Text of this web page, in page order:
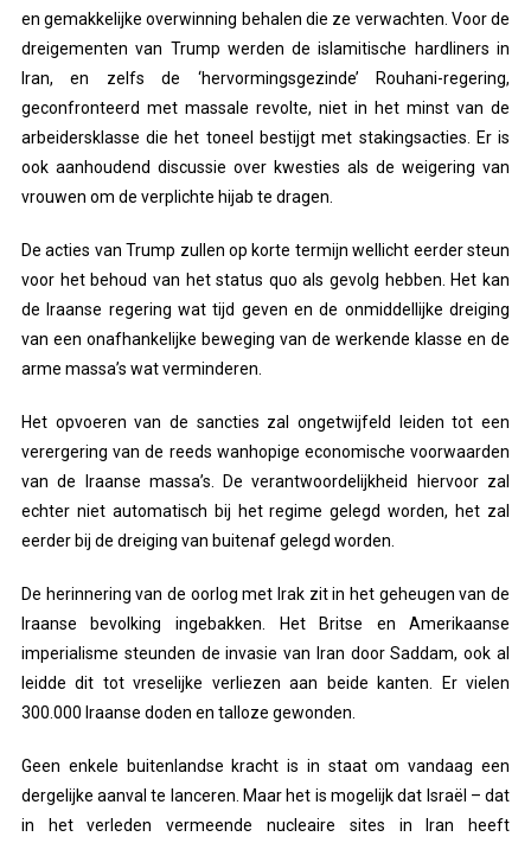
en gemakkelijke overwinning behalen die ze verwachten. Voor de
dreigementen van Trump werden de islamitische hardliners in
Iran, en zelfs de ‘hervormingsgezinde’ Rouhani-regering,
geconfronteerd met massale revolte, niet in het minst van de
arbeidersklasse die het toneel bestijgt met stakingsacties. Er is
ook aanhoudend discussie over kwesties als de weigering van
vrouwen om de verplichte hijab te dragen.
De acties van Trump zullen op korte termijn wellicht eerder steun
voor het behoud van het status quo als gevolg hebben. Het kan
de Iraanse regering wat tijd geven en de onmiddellijke dreiging
van een onafhankelijke beweging van de werkende klasse en de
arme massa’s wat verminderen.
Het opvoeren van de sancties zal ongetwijfeld leiden tot een
verergering van de reeds wanhopige economische voorwaarden
van de Iraanse massa’s. De verantwoordelijkheid hiervoor zal
echter niet automatisch bij het regime gelegd worden, het zal
eerder bij de dreiging van buitenaf gelegd worden.
De herinnering van de oorlog met Irak zit in het geheugen van de
Iraanse bevolking ingebakken. Het Britse en Amerikaanse
imperialisme steunden de invasie van Iran door Saddam, ook al
leidde dit tot vreselijke verliezen aan beide kanten. Er vielen
300.000 Iraanse doden en talloze gewonden.
Geen enkele buitenlandse kracht is in staat om vandaag een
dergelijke aanval te lanceren. Maar het is mogelijk dat Israël – dat
in het verleden vermeende nucleaire sites in Iran heeft